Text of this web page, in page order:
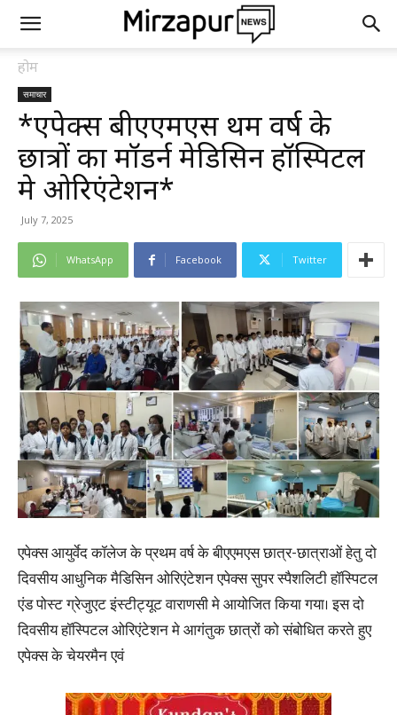
होम
समाचार
*एपेक्स बीएएमएस प्रथम वर्ष के
छात्रों का मॉडर्न मेडिसिन हॉस्पिटल
मे ओरिएंटेशन*
July 7, 2025
WhatsApp Facebook Twitter
एपेक्स आयुर्वेद कॉलेज के प्रथम वर्ष के बीएएमएस छात्र-छात्राओं हेतु दो
दिवसीय आधुनिक मैडिसिन ओरिएंटेशन एपेक्स सुपर स्पैशलिटी हॉस्पिटल
एंड पोस्ट ग्रेजुएट इंस्टीट्यूट वाराणसी मे आयोजित किया गया। इस दो
दिवसीय हॉस्पिटल ओरिएंटेशन मे आगंतुक छात्रों को संबोधित करते हुए
एपेक्स के चेयरमैन एवं